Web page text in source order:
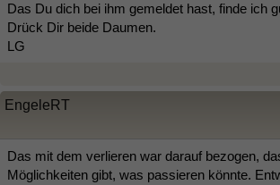
Das Du dich bei ihm gemeldet hast, finde ich
Drück Dir beide Daumen.
LG
EngeleRT
Das mit dem verlieren war darauf bezogen,
Möglichkeiten gibt, was passieren könnte.